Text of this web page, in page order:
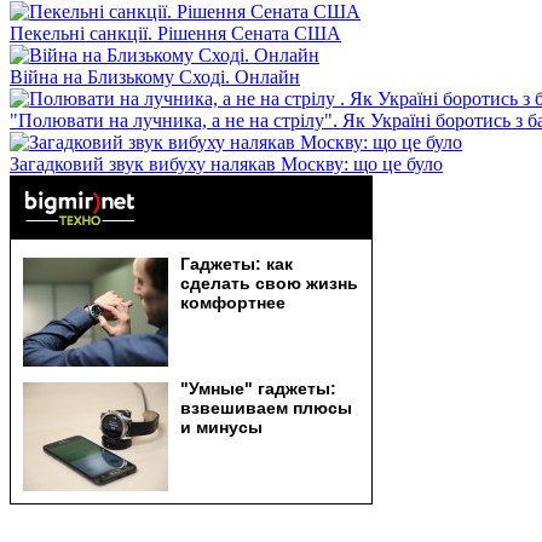
Пекельні санкції. Рішення Сената США
Війна на Близькому Сході. Онлайн
"Полювати на лучника, а не на стрілу". Як Україні боротись з
Загадковий звук вибуху налякав Москву: що це було